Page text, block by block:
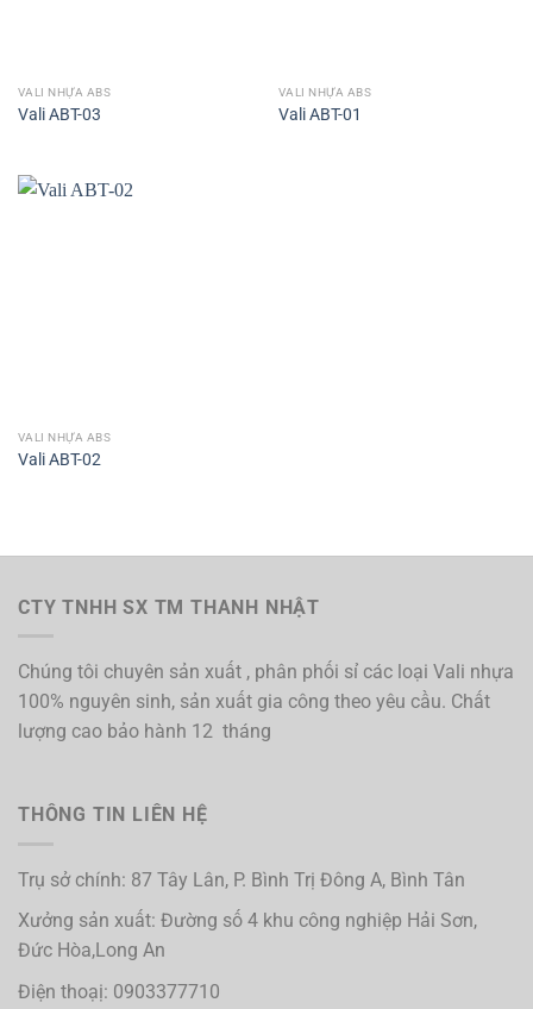
VALI NHỰA ABS
Vali ABT-03
VALI NHỰA ABS
Vali ABT-01
VALI NHỰA ABS
Vali ABT-02
CTY TNHH SX TM THANH NHẬT
Chúng tôi chuyên sản xuất , phân phối sỉ các loại Vali nhựa
100% nguyên sinh, sản xuất gia công theo yêu cầu. Chất
lượng cao bảo hành 12 tháng
THÔNG TIN LIÊN HỆ
Trụ sở chính: 87 Tây Lân, P. Bình Trị Đông A, Bình Tân
Xưởng sản xuất: Đường số 4 khu công nghiệp Hải Sơn,
Đức Hòa,Long An
Điện thoạị: 0903377710